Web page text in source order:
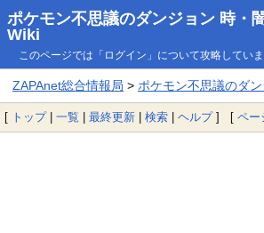
ポケモン不思議のダンジョン 時・
Wiki
このページでは「ログイン」について攻略していま
ZAPAnet総合情報局 > ポケモン不思議のダ
[ トップ| 一覧 | 最終更新 | 検索 | ヘルプ] [ ペー